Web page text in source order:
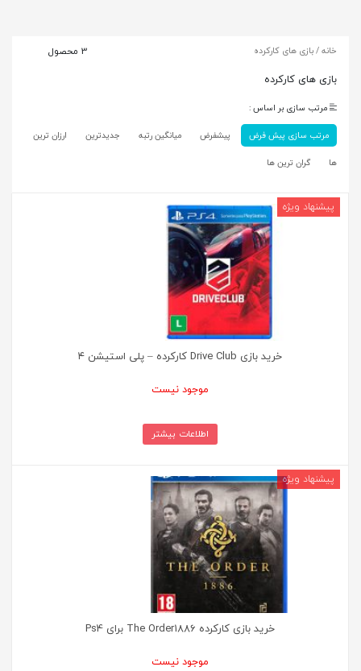
خانه/ بازی های کارکرده 3 محصول
بازی های کارکرده
مرتب سازی بر اساس :
مرتب سازی پیش فرض
پیشفرض میانگین رتبه جدیدترین
ارزان ترین
ها
گران ترین ها
خرید بازی Drive Club کارکرده – پلی استیشن ۴
موجود نیست
اطلاعات بیشتر
خرید بازی کارکرده The Order1886 برای Ps4
موجود نیست